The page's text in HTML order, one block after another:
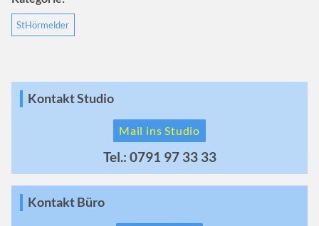
StHörmelder
Kontakt Studio
Mail ins Studio
Tel.: 0791 97 33 33
Kontakt Büro